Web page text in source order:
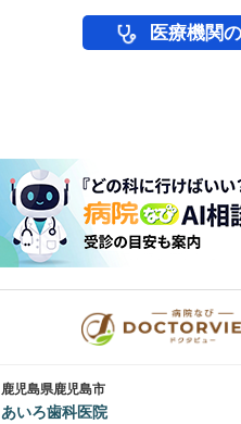
医療機関
鹿児島県鹿児島市
あいろ歯科医院